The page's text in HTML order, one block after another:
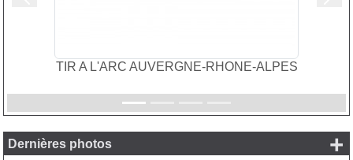
TIR A L'ARC AUVERGNE-RHONE-ALPES
Dernières photos +